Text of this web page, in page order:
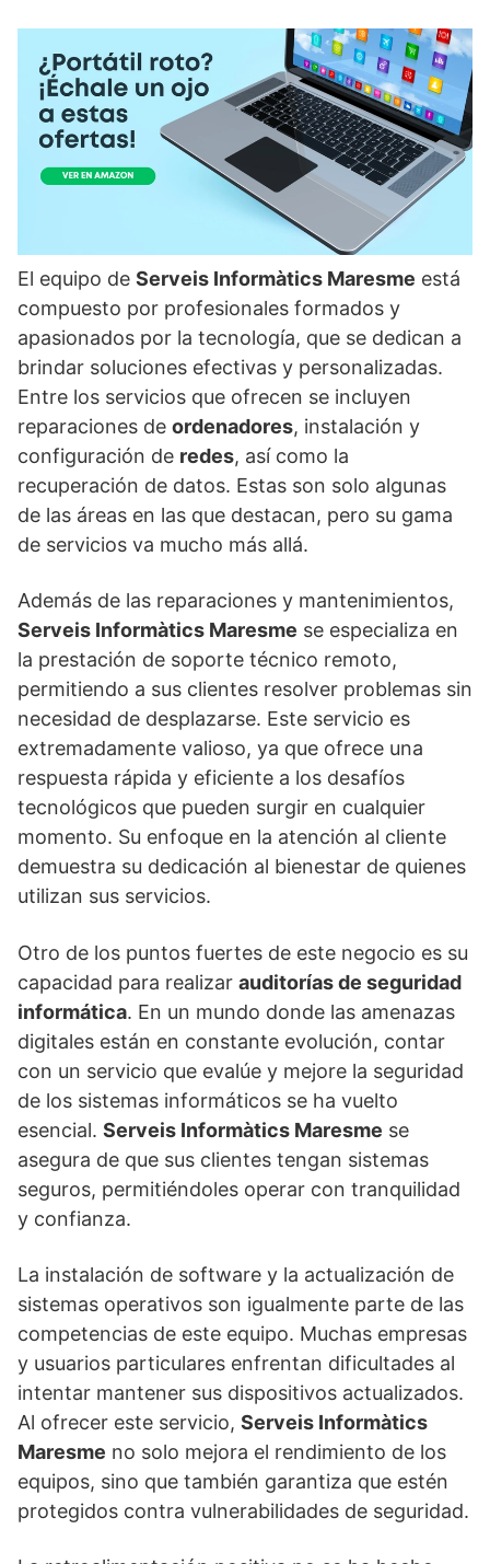
El equipo de Serveis Informàtics Maresme está
compuesto por profesionales formados y
apasionados por la tecnología, que se dedican a
brindar soluciones efectivas y personalizadas.
Entre los servicios que ofrecen se incluyen
reparaciones de ordenadores, instalación y
configuración de redes, así como la
recuperación de datos. Estas son solo algunas
de las áreas en las que destacan, pero su gama
de servicios va mucho más allá.
Además de las reparaciones y mantenimientos,
Serveis Informàtics Maresme se especializa en
la prestación de soporte técnico remoto,
permitiendo a sus clientes resolver problemas sin
necesidad de desplazarse. Este servicio es
extremadamente valioso, ya que ofrece una
respuesta rápida y eficiente a los desafíos
tecnológicos que pueden surgir en cualquier
momento. Su enfoque en la atención al cliente
demuestra su dedicación al bienestar de quienes
utilizan sus servicios.
Otro de los puntos fuertes de este negocio es su
capacidad para realizar auditorías de seguridad
informática. En un mundo donde las amenazas
digitales están en constante evolución, contar
con un servicio que evalúe y mejore la seguridad
de los sistemas informáticos se ha vuelto
esencial. Serveis Informàtics Maresme se
asegura de que sus clientes tengan sistemas
seguros, permitiéndoles operar con tranquilidad
y confianza.
La instalación de software y la actualización de
sistemas operativos son igualmente parte de las
competencias de este equipo. Muchas empresas
y usuarios particulares enfrentan dificultades al
intentar mantener sus dispositivos actualizados.
Al ofrecer este servicio, Serveis Informàtics
Maresme no solo mejora el rendimiento de los
equipos, sino que también garantiza que estén
protegidos contra vulnerabilidades de seguridad.